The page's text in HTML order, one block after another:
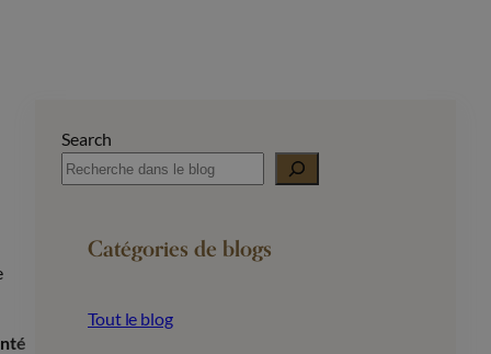
Search
Catégories de blogs
Tout le blog